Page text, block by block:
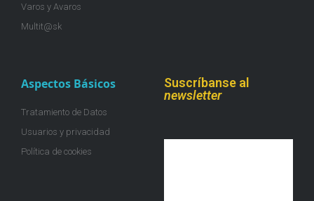
Varos y Avaros
Multit@sk
Aspectos Básicos
Tratamiento de Datos
Usuarios y privacidad
Política de cookies
Suscríbanse al
newsletter